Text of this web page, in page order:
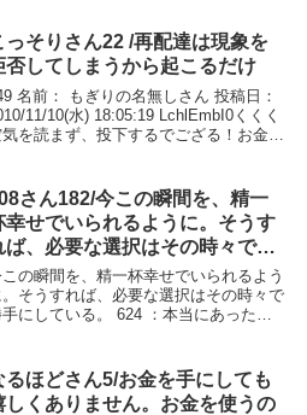
っそりさん22 /再配達は現象を
否してしまうから起こるだけ
名前： もぎりの名無しさん 投稿日：
11/10(水) 18:05:19 LchlEmbI0くくく
気を読まず、投下するでござる！お金も
見れるか...
さん182/今この瞬間を、精一
幸せでいられるように。そうす
ば、必要な選択はその時々で勝
にしている。
の瞬間を、精一杯幸せでいられるよう
。そうすれば、必要な選択はその時々で
手にしている。 624 ：本当にあった怖
てないよ」って...
るほどさん5/お金を手にしても
しくありません。お金を使うの